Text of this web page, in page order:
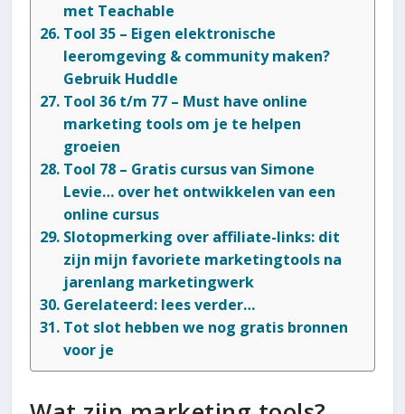
met Teachable
Tool 35 – Eigen elektronische
leeromgeving & community maken?
Gebruik Huddle
Tool 36 t/m 77 – Must have online
marketing tools om je te helpen
groeien
Tool 78 – Gratis cursus van Simone
Levie… over het ontwikkelen van een
online cursus
Slotopmerking over affiliate-links: dit
zijn mijn favoriete marketingtools na
jarenlang marketingwerk
Gerelateerd: lees verder…
Tot slot hebben we nog gratis bronnen
voor je